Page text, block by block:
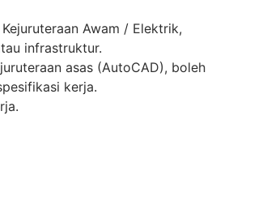
Awam / Elektrik,
infrastruktur.
asas (AutoCAD), boleh
kerja.